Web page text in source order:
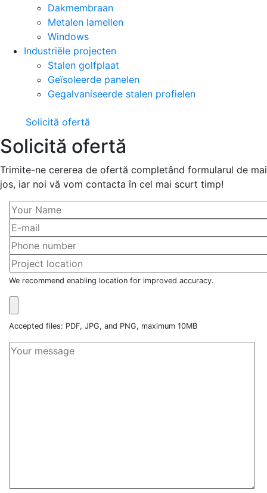
Dakmembraan
Metalen lamellen
Windows
Industriële projecten
Stalen golfplaat
Geïsoleerde panelen
Gegalvaniseerde stalen profielen
Solicită ofertă
Solicită ofertă
Trimite-ne cererea de ofertă completând formularul de mai
jos, iar noi vă vom contacta în cel mai scurt timp!
We recommend enabling location for improved accuracy.
Accepted files: PDF, JPG, and PNG, maximum 10MB